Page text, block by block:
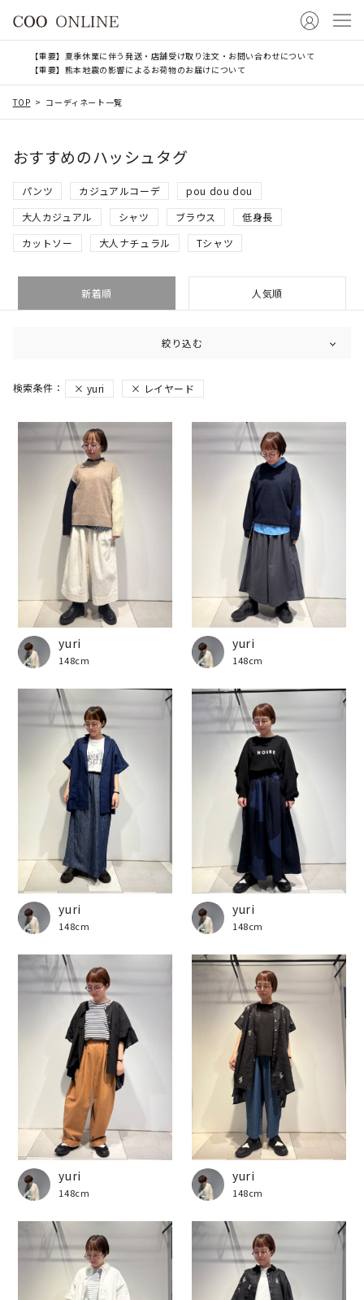
【重要】夏季休業に伴う発送・店舗受け取り注文・お問い合わせについて
【重要】熊本地震の影響によるお荷物のお届けについて
TOP コーディネート一覧
おすすめのハッシュタグ
パンツ カジュアルコーデ
pou dou dou
大人カジュアル
シャツ ブラウス
低身長
カットソー
大人ナチュラル Tシャツ
新着順 人気順
絞り込む
yuri レイヤード
yuri
148cm
yuri
148cm
yuri
148cm
yuri
148cm
yuri
148cm
yuri
148cm